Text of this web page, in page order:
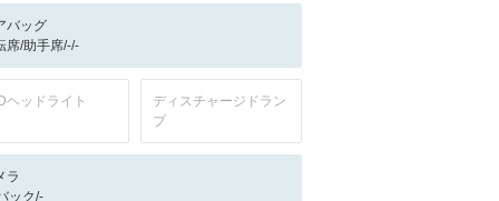
バッグ
席/助手席/-/-
ヘッドライト
ディスチャージドラン
プ
ラ
ック/-